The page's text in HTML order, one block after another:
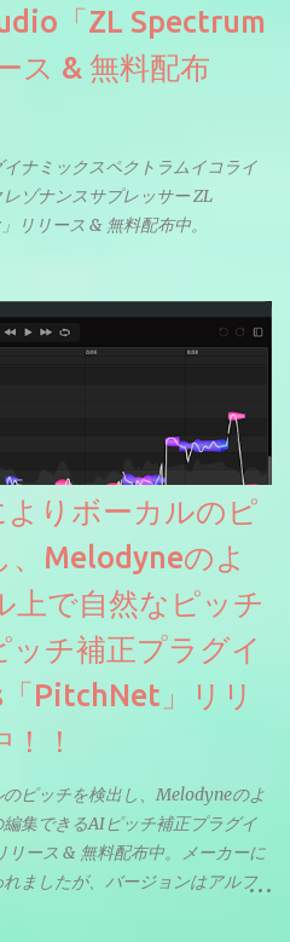
「ZL Spectrum
ス & 無料配布
ナミックスペクトラムイコライ
ゾナンスサプレッサー ZL
リリース & 無料配布中。
よりボーカルのピ
、Melodyneのよ
上で自然なピッチ
チ補正プラグイ
PitchNet」リリ
！
のピッチを検出し、Melodyneのよ
集できるAIピッチ補正プラグイ
リース & 無料配布中。メーカーに
ましたが、バージョンはアルフ